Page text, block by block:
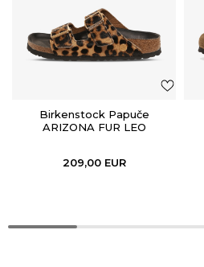
Birkenstock Papuče
ARIZONA FUR LEO
209,00 EUR